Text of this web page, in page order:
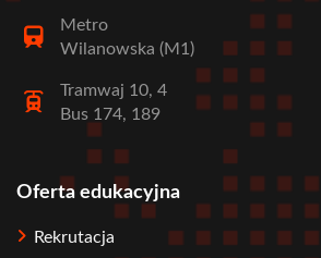
Metro
Wilanowska (M1)
Tramwaj 10, 4
Bus 174, 189
Stopka
Oferta edukacyjna
Rekrutacja